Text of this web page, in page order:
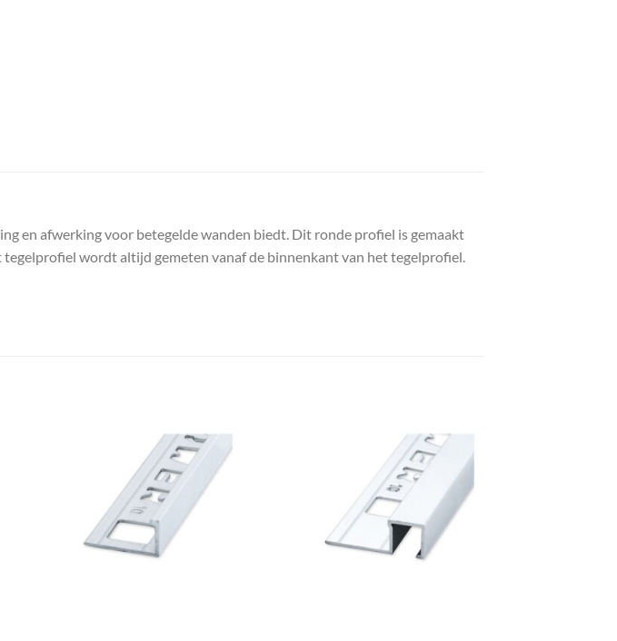
en afwerking voor betegelde wanden biedt. Dit ronde profiel is gemaakt
wordt altijd gemeten vanaf de binnenkant van het tegelprofiel.